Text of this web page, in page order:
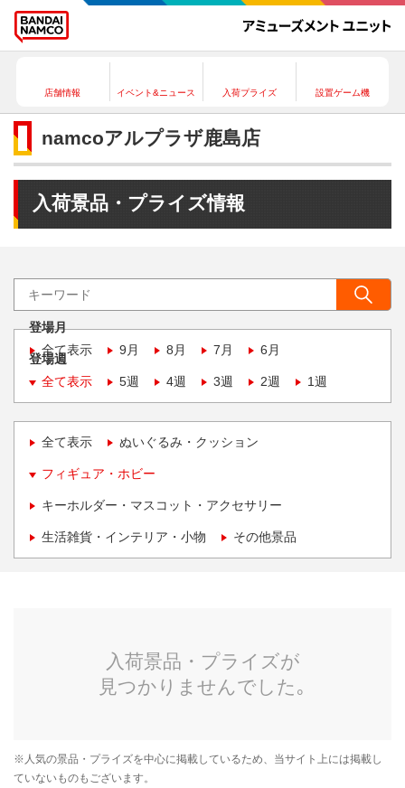
店舗情報 イベント&ニュース 入荷プライズ 設置ゲーム機
namcoアルプラザ鹿島店
入荷景品・プライズ情報
登場月
全て表示
9月 8月 7月 6月
登場週
全て表示
5週 4週 3週 2週 1週
全て表示 ぬいぐるみ・クッション
フィギュア・ホビー
キーホルダー・マスコット・アクセサリー
生活雑貨・インテリア・小物 その他景品